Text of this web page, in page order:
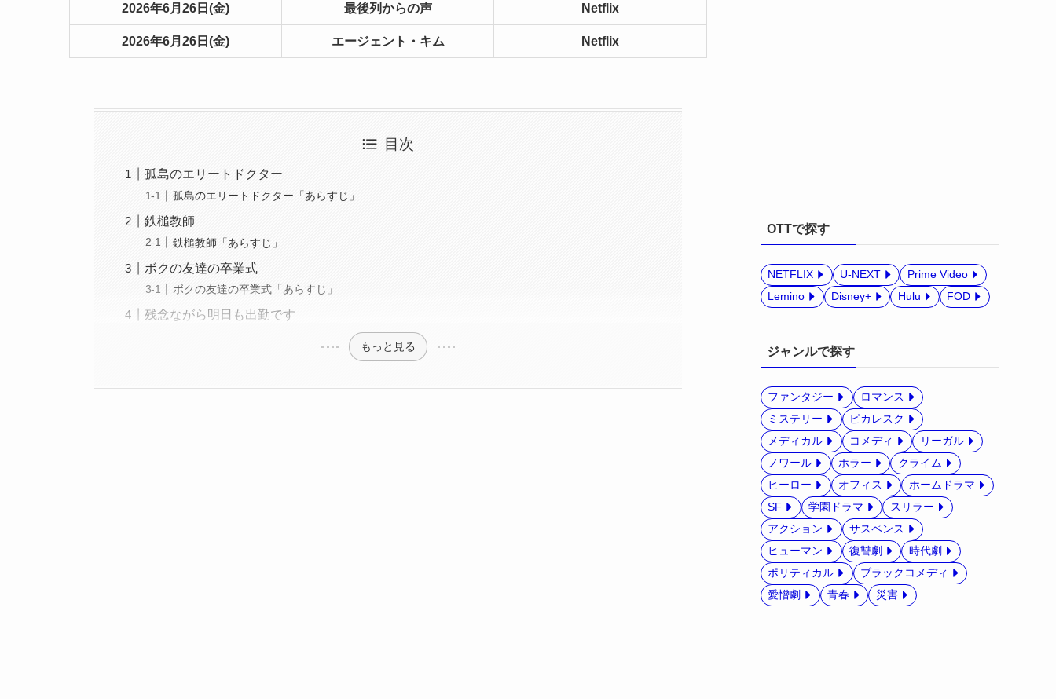
2026年6月26日(金) 最後列からの声 Netflix
2026年6月26日(金) エージェント・キム Netflix
目次
孤島のエリートドクター
孤島のエリートドクター「あらすじ」
鉄槌教師
鉄槌教師「あらすじ」
ボクの友達の卒業式
ボクの友達の卒業式「あらすじ」
残念ながら明日も出勤です
もっと見る
OTTで探す
NETFLIX U-NEXT
Prime Video
Lemino
Disney+ Hulu FOD
ジャンルで探す
ファンタジー
ロマンス
ミステリー
ピカレスク
メディカル
コメディ
リーガル
ノワール
ホラー
クライム
ヒーロー
オフィス
ホームドラマ
SF
学園ドラマ
スリラー
アクション
サスペンス
ヒューマン
復讐劇
時代劇
ポリティカル
ブラックコメディ
愛憎劇
青春 災害